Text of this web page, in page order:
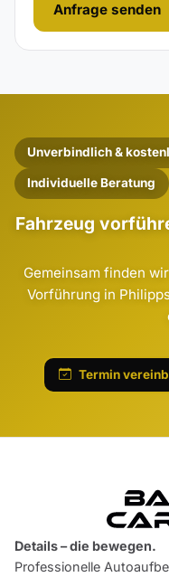
Anfrage senden
Unverbindlich &
Individuelle Beratung
Fahrzeug
Gemeinsam finden
Vorführung in
Termin
Details – die bewegen.
Professionelle